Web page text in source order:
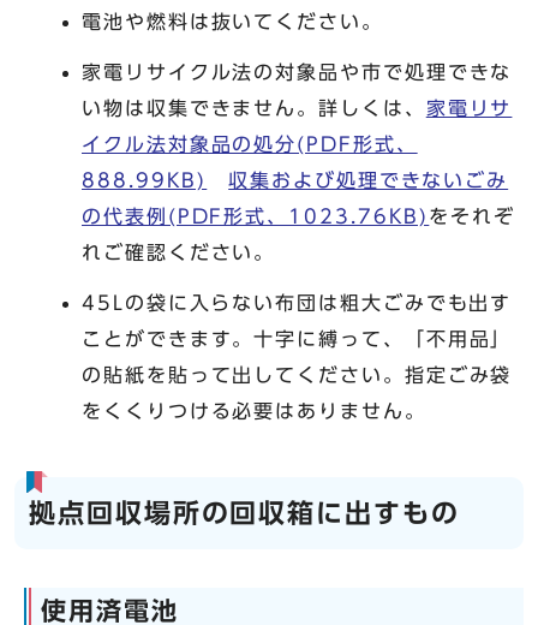
電池や燃料は抜いてください。
家電リサイクル法の対象品や市で処理できな
い物は収集できません。詳しくは、 家電リサ
イクル法対象品の処分(PDF形式、
888.99KB)
収集および処理できないごみ
の代表例(PDF形式、1023.76KB) をそれぞ
れご確認ください。
45Lの袋に入らない布団は粗大ごみでも出す
ことができます。十字に縛って、「不用品」
の貼紙を貼って出してください。指定ごみ袋
をくくりつける必要はありません。
拠点回収場所の回収箱に出すもの
使用済電池